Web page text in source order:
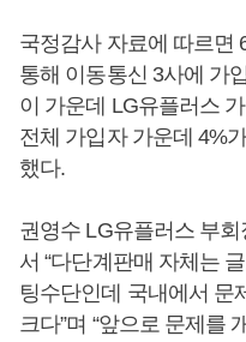
국정감사 자료에 따르면
통해 이동통신 3사에 가
이 가운데 LG유플러스
전체 가입자 가운데 4%
했다.
권영수 LG유플러스 부
서 “다단계판매 자체는
팅수단인데 국내에서 문
크다”며 “앞으로 문제를